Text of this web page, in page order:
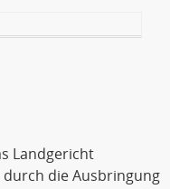
Landgericht
die Ausbringung